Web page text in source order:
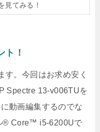
見てみる！
ト！
す。今回はお求め安く
Spectre 13-v006TUを
動画編集するのでな
® Core™ i5-6200Uで